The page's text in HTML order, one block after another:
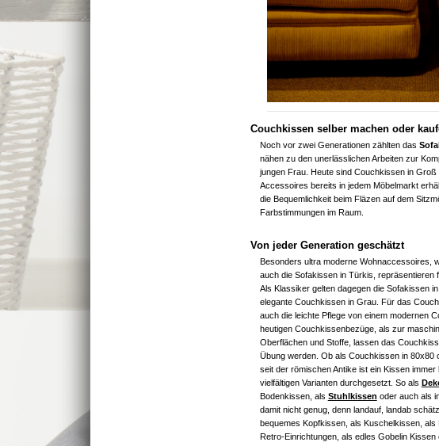
Couchkissen selber machen oder
Noch vor zwei Generationen zählten das
nähen zu den unerlässlichen Arbeiten zur
jungen Frau. Heute sind Couchkissen in Groß
Accessoires bereits in jedem Möbelmarkt
die Bequemlichkeit beim Fläzen auf dem
Farbstimmungen im Raum.
Von jeder Generation geschätzt
Besonders ultra moderne Wohnaccessoires,
auch die Sofakissen in Türkis, repräsentieren
Als Klassiker gelten dagegen die Sofakissen
elegante Couchkissen in Grau. Für das
auch die leichte Pflege von einem modernen
heutigen Couchkissenbezüge, als zur
Oberflächen und Stoffe, lassen das
Übung werden. Ob als Couchkissen in
seit der römischen Antike ist ein Kissen
vielfältigen Varianten durchgesetzt. So als
Bodenkissen, als Stuhlkissen oder auch als
damit nicht genug, denn landauf, landab
bequemes Kopfkissen, als Kuschelkissen,
Retro-Einrichtungen, als edles Gobelin